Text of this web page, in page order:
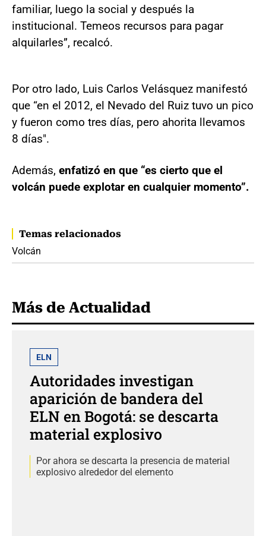
familiar, luego la social y después la
institucional. Temeos recursos para pagar
alquilarles”, recalcó.
Por otro lado, Luis Carlos Velásquez manifestó
que “en el 2012, el Nevado del Ruiz tuvo un pico
y fueron como tres días, pero ahorita llevamos
8 días".
Además, enfatizó en que “es cierto que el
volcán puede explotar en cualquier momento”.
Temas relacionados
Volcán
Más de Actualidad
ELN
Autoridades investigan
aparición de bandera del
ELN en Bogotá: se descarta
material explosivo
Por ahora se descarta la presencia de material
explosivo alrededor del elemento